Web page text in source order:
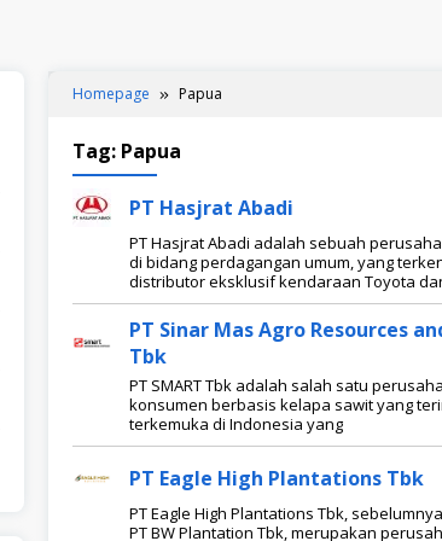
Homepage Papua
Tag: Papua
PT Hasjrat Abadi
PT Hasjrat Abadi adalah sebuah
di bidang perdagangan umum, yang
distributor eksklusif kendaraan Toyota
PT Sinar Mas Agro Resources
Tbk
PT SMART Tbk adalah salah satu
konsumen berbasis kelapa sawit yang
terkemuka di Indonesia yang
PT Eagle High Plantations Tbk
PT Eagle High Plantations Tbk,
PT BW Plantation Tbk, merupakan